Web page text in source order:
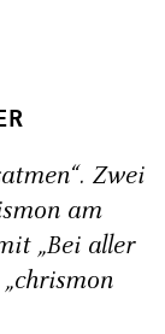
Zwei
am
„Bei aller